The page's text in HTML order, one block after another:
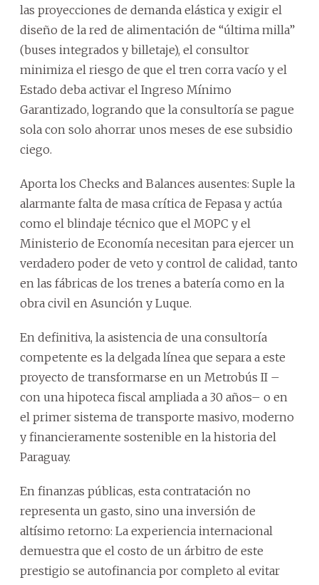
las proyecciones de demanda elástica y exigir el
diseño de la red de alimentación de “última milla”
(buses integrados y billetaje), el consultor
minimiza el riesgo de que el tren corra vacío y el
Estado deba activar el Ingreso Mínimo
Garantizado, logrando que la consultoría se pague
sola con solo ahorrar unos meses de ese subsidio
ciego.
Aporta los Checks and Balances ausentes: Suple la
alarmante falta de masa crítica de Fepasa y actúa
como el blindaje técnico que el MOPC y el
Ministerio de Economía necesitan para ejercer un
verdadero poder de veto y control de calidad, tanto
en las fábricas de los trenes a batería como en la
obra civil en Asunción y Luque.
En definitiva, la asistencia de una consultoría
competente es la delgada línea que separa a este
proyecto de transformarse en un Metrobús II –
con una hipoteca fiscal ampliada a 30 años– o en
el primer sistema de transporte masivo, moderno
y financieramente sostenible en la historia del
Paraguay.
En finanzas públicas, esta contratación no
representa un gasto, sino una inversión de
altísimo retorno: La experiencia internacional
demuestra que el costo de un árbitro de este
prestigio se autofinancia por completo al evitar